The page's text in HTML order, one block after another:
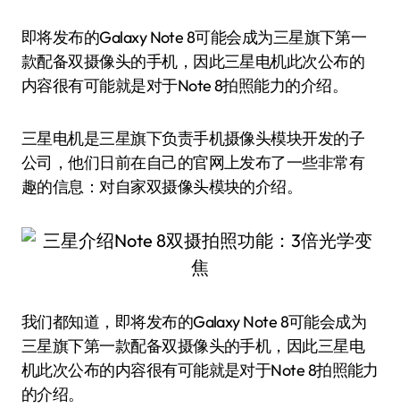
即将发布的Galaxy Note 8可能会成为三星旗下第一
款配备双摄像头的手机，因此三星电机此次公布的
内容很有可能就是对于Note 8拍照能力的介绍。
三星电机是三星旗下负责手机摄像头模块开发的子
公司，他们日前在自己的官网上发布了一些非常有
趣的信息：对自家双摄像头模块的介绍。
我们都知道，即将发布的Galaxy Note 8可能会成为
三星旗下第一款配备双摄像头的手机，因此三星电
机此次公布的内容很有可能就是对于Note 8拍照能力
的介绍。